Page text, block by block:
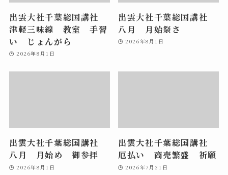
出雲大社千葉総国講社
津軽三味線 教室 手習
い じょんがら
2026年8月1日
出雲大社千葉総国講社
八月 月始祭さ
2026年8月1日
出雲大社千葉総国講社
八月 月始め 御参拝
2026年8月1日
出雲大社千葉総国講社
厄払い 商売繁盛 祈願
2026年7月31日